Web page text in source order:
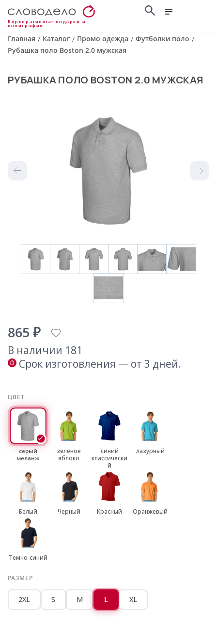
Корпоративные подарки и
полиграфия
Главная / Каталог / Промо одежда / Футболки поло /
Рубашка поло Boston 2.0 мужская
РУБАШКА ПОЛО BOSTON 2.0 МУЖСКАЯ
865 ₽
В наличии 181
Срок изготовления — от 3 дней.
ЦВЕТ
серый
меланж
зеленое
яблоко
синий
классически
й
лазурный
Белый Черный Красный Оранжевый
Темно-синий
РАЗМЕР
2XL S M L XL